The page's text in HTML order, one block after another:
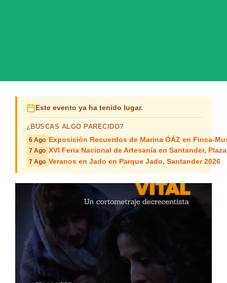
Este evento ya ha tenido lugar.
¿BUSCAS ALGO PARECIDO?
6 Ago Exposición Recuerdos de Marina ÓÁZ en Finca-
7 Ago XVI Feria Nacional de Artesanía en Santander,
7 Ago Veranos en Jado en Parque Jado, Santander 2026